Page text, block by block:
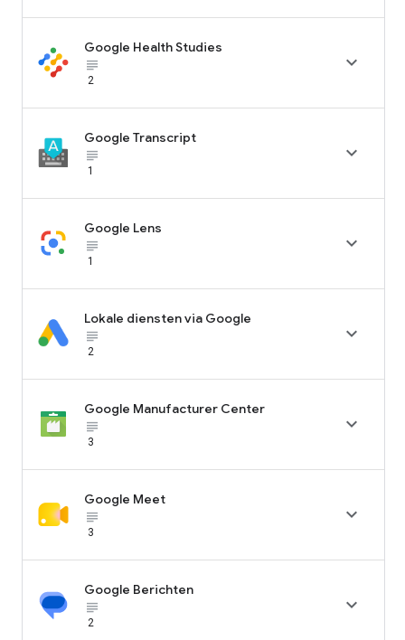
Google Health Studies
subject_black
2

Google Transcript
subject_black
1

Google Lens
subject_black
1

Lokale diensten via Google
subject_black
2

Google Manufacturer Center
subject_black
3

Google Meet
subject_black
3

Google Berichten
subject_black
2
